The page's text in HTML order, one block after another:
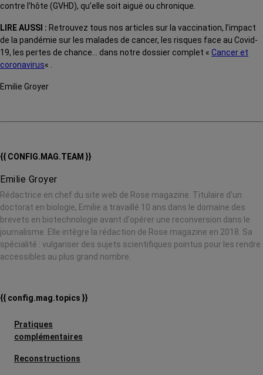
contre l’hôte (GVHD), qu’elle soit aiguë ou chronique.
LIRE AUSSI : Retrouvez tous nos articles sur la vaccination, l’impact
de la pandémie sur les malades de cancer, les risques face au Covid-
19, les pertes de chance… dans notre dossier complet « Cancer et
coronavirus« .
Emilie Groyer
{{ CONFIG.MAG.TEAM }}
Emilie Groyer
Rédactrice en chef du site web de Rose magazine. Titulaire d'un
doctorat en biologie, Emilie a travaillé 10 ans dans le domaine des
brevets en biotechnologie avant d'opérer une reconversion dans le
journalisme. Elle intègre la rédaction de Rose magazine en 2018. Sa
spécialité : vulgariser des sujets scientifiques pointus pour les rendre
accessibles au plus grand nombre.
{{ config.mag.topics }}
Pratiques
complémentaires
Reconstructions